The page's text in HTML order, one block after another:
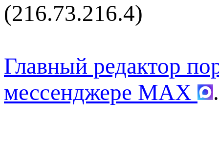
(216.73.216.4)
Главный редактор
мессенджере MAX
.